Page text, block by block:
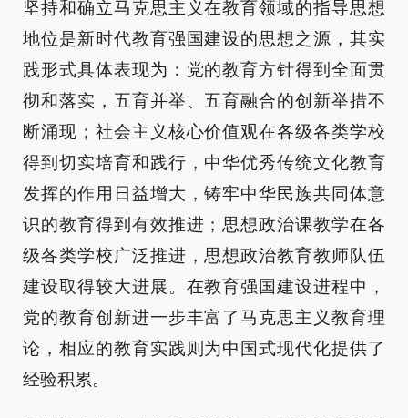
坚持和确立马克思主义在教育领域的指导思想
地位是新时代教育强国建设的思想之源，其实
践形式具体表现为：党的教育方针得到全面贯
彻和落实，五育并举、五育融合的创新举措不
断涌现；社会主义核心价值观在各级各类学校
得到切实培育和践行，中华优秀传统文化教育
发挥的作用日益增大，铸牢中华民族共同体意
识的教育得到有效推进；思想政治课教学在各
级各类学校广泛推进，思想政治教育教师队伍
建设取得较大进展。在教育强国建设进程中，
党的教育创新进一步丰富了马克思主义教育理
论，相应的教育实践则为中国式现代化提供了
经验积累。